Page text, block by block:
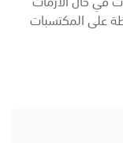
على المكتسبات